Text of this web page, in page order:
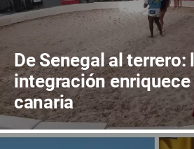
De Senegal al terrero:
integración
canaria